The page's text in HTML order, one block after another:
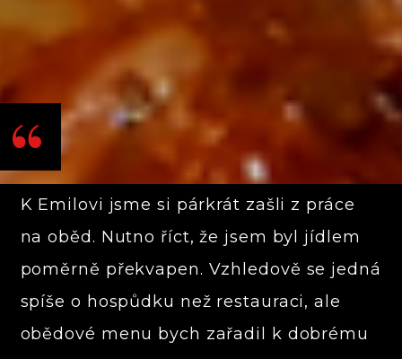
K Emilovi jsme si párkrát zašli z práce
na oběd. Nutno říct, že jsem byl jídlem
poměrně překvapen. Vzhledově se jedná
spíše o hospůdku než restauraci, ale
obědové menu bych zařadil k dobrému